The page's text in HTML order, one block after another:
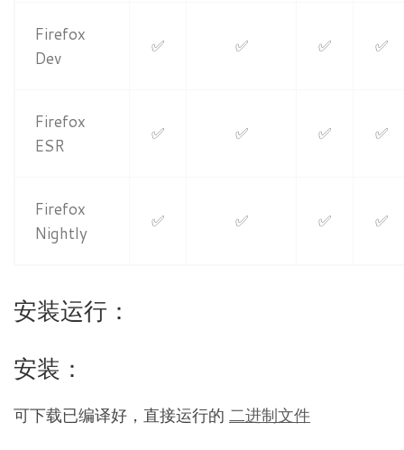
Firefox
Dev
✅ ✅ ✅ ✅
Firefox
ESR
✅ ✅ ✅ ✅
Firefox
Nightly
✅ ✅ ✅ ✅
安装运行：
安装：
可下载已编译好，直接运行的 二进制文件